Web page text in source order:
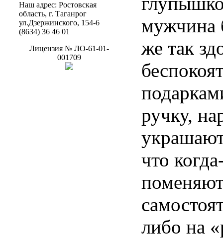
Наш адрес: Ростовская
область, г. Таганрог
ул.Дзержинского, 154-6
(8634) 36 46 01
Лицензия№ ЛО-61-01-
001709
мужчина
же так
ручку,
что
либо на